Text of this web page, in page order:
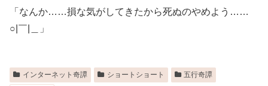
「なんか……損な気がしてきたから死ぬのやめよう……
○|￣|＿」
インターネット奇譚 ショートショート
五行奇譚